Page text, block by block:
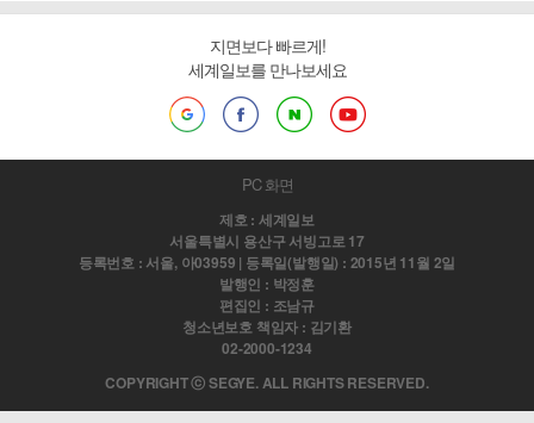
지면보다 빠르게!
세계일보를 만나보세요
PC 화면
제호 : 세계일보
서울특별시 용산구 서빙고로 17
등록번호 : 서울, 아03959 | 등록일(발행일) : 2015년 11월 2일
발행인 : 박정훈
편집인 : 조남규
청소년보호 책임자 : 김기환
02-2000-1234
COPYRIGHT ⓒ SEGYE. ALL RIGHTS RESERVED.